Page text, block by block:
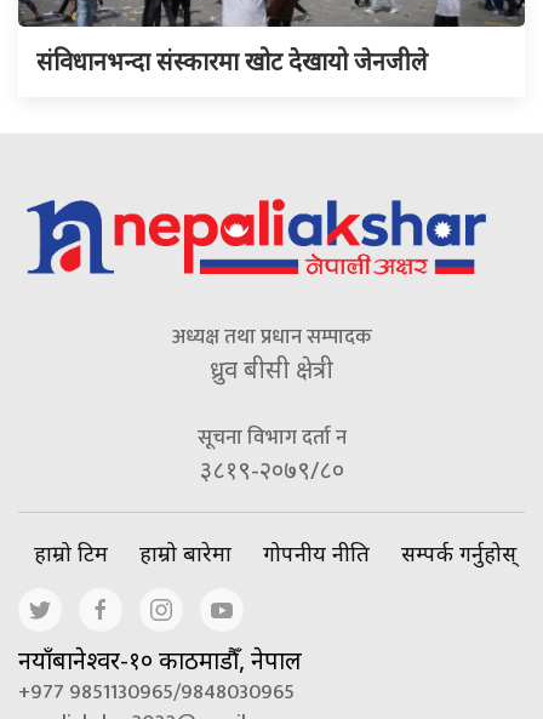
संविधानभन्दा संस्कारमा खोट देखायो जेनजीले
अध्यक्ष तथा प्रधान सम्पादक
ध्रुव बीसी क्षेत्री
सूचना विभाग दर्ता न
३८१९-२०७९/८०
हाम्रो टिम हाम्रो बारेमा गोपनीय नीति सम्पर्क गर्नुहोस्
नयाँबानेश्वर-१० काठमाडौँ, नेपाल
+977 9851130965/9848030965